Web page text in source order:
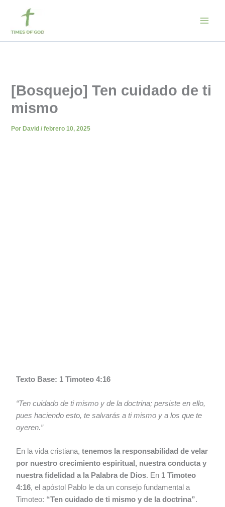
contenido
[Bosquejo] Ten cuidado de ti
mismo
Por David/febrero 10, 2025
Texto Base: 1 Timoteo 4:16
“Ten cuidado de ti mismo y de la doctrina; persiste en ello,
pues haciendo esto, te salvarás a ti mismo y a los que te
oyeren.”
En la vida cristiana,tenemos la responsabilidad de velar
por nuestro crecimiento espiritual, nuestra conducta y
nuestra fidelidad a la Palabra de Dios. En 1 Timoteo
4:16, el apóstol Pablo le da un consejo fundamental a
Timoteo: “Ten cuidado de ti mismo y de la doctrina”.